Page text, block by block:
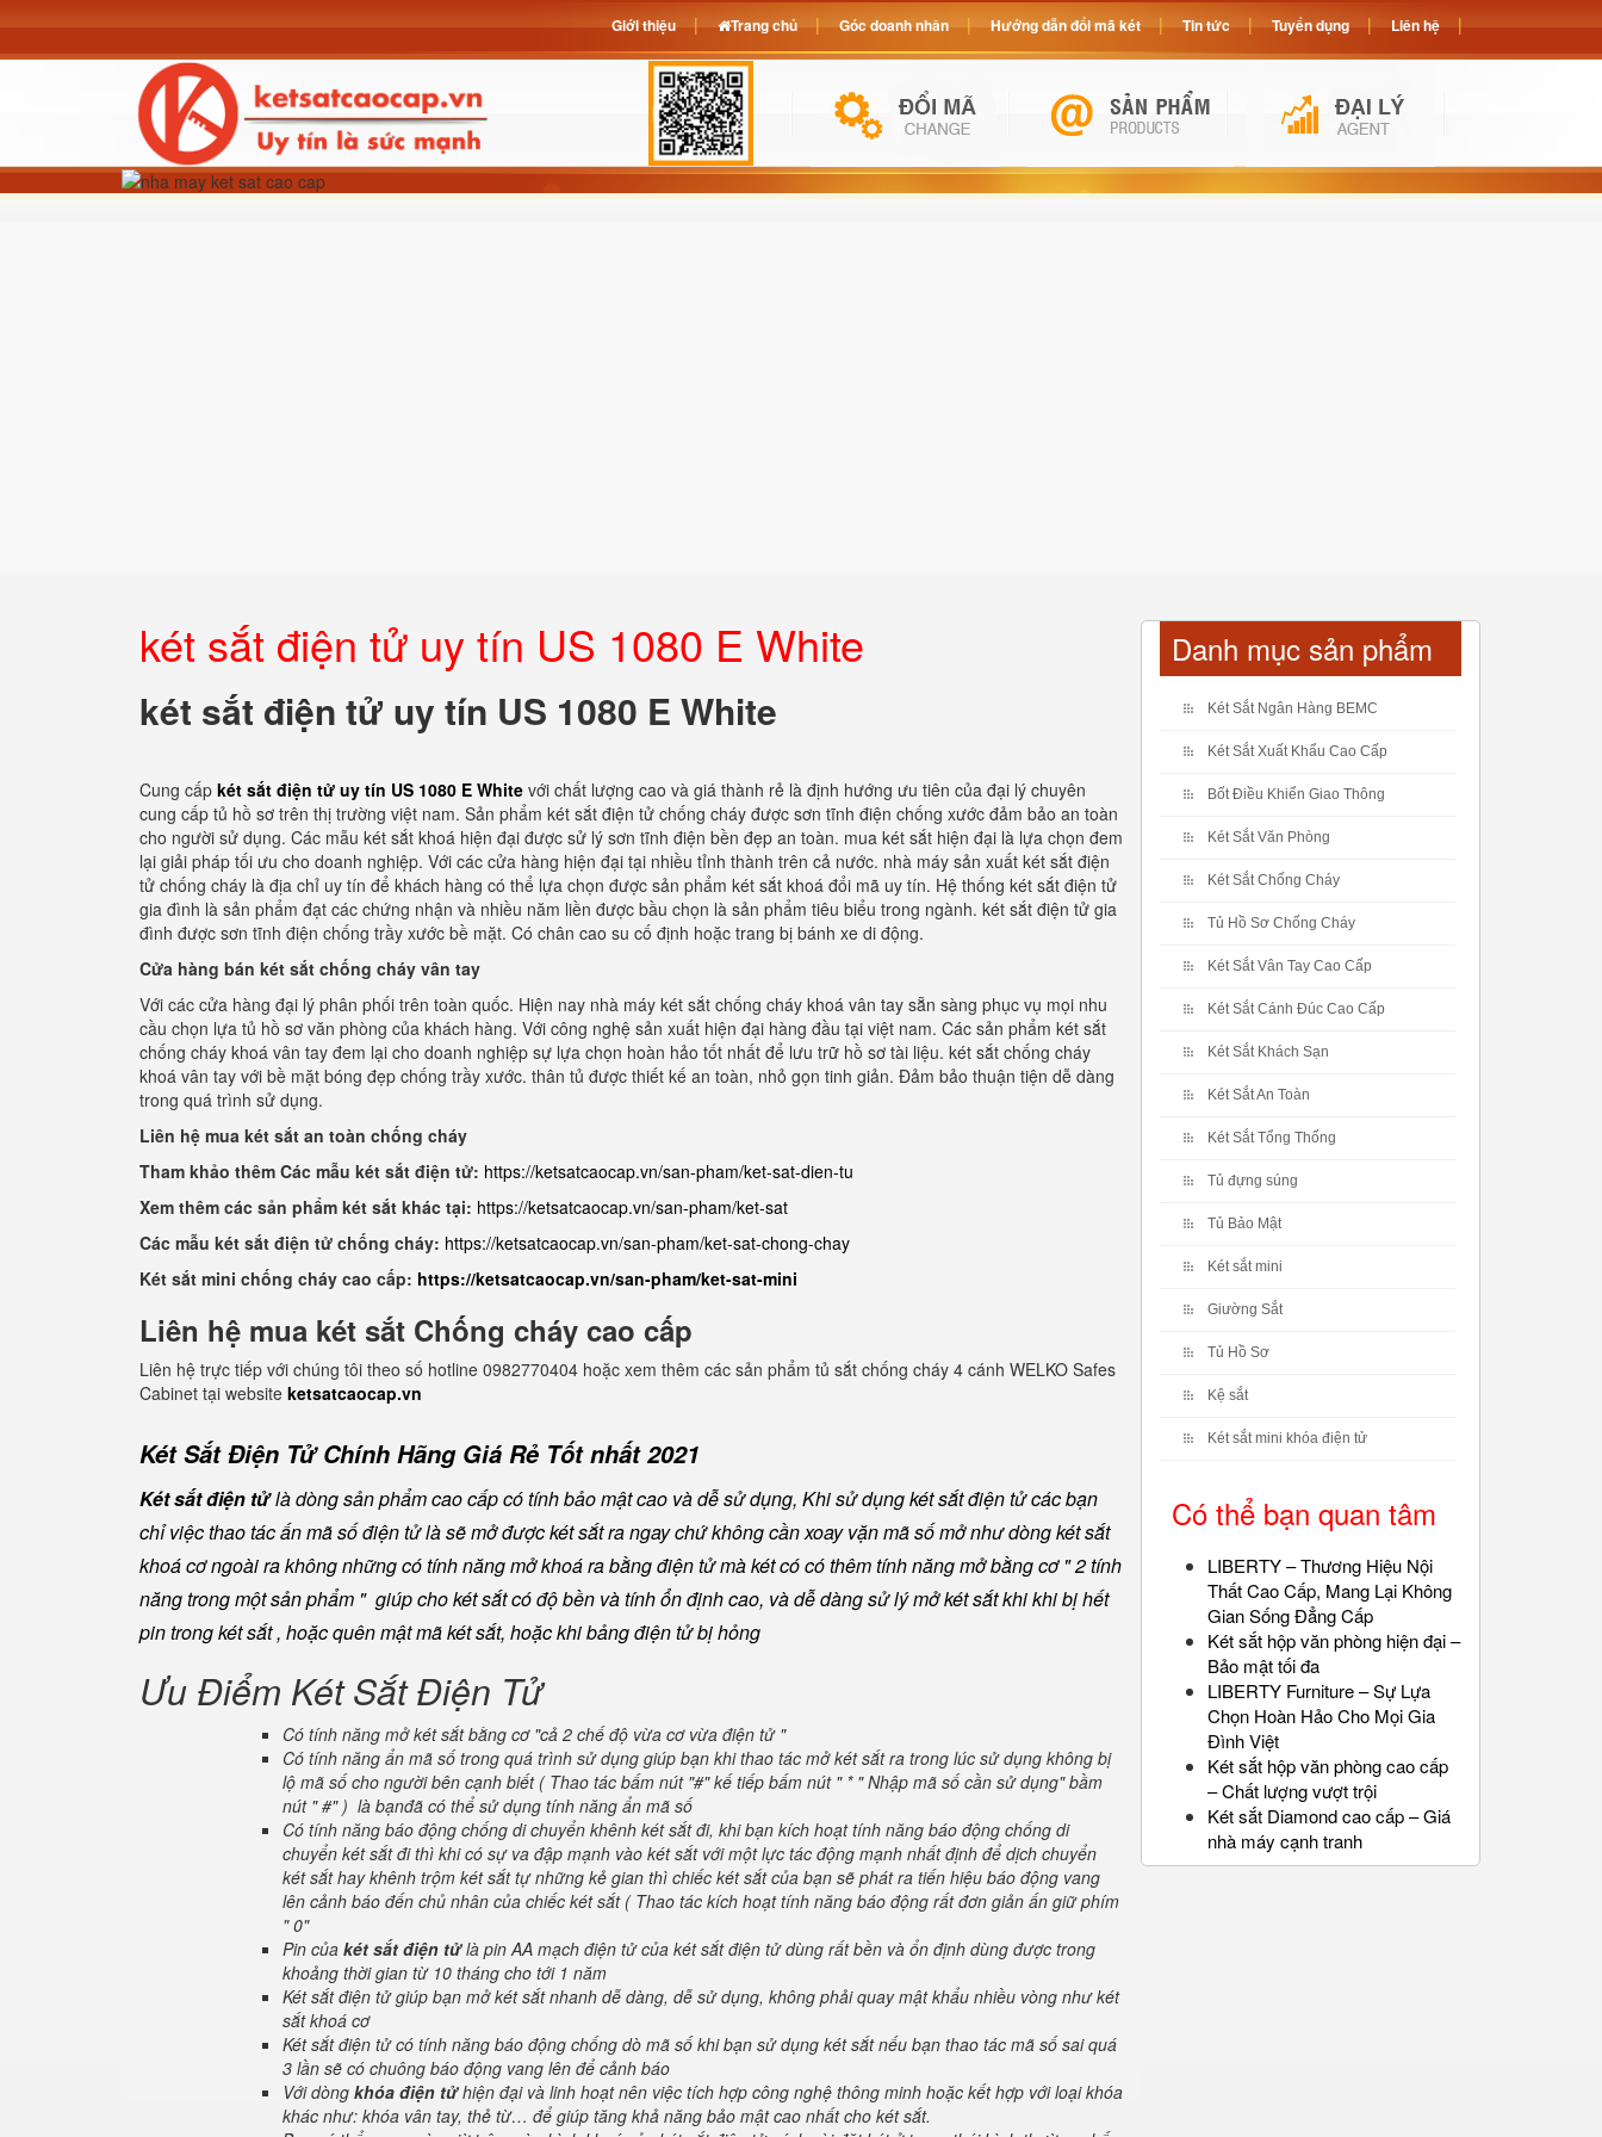
két sắt điện tử uy tín US 1080 E White
két sắt điện tử uy tín US 1080 E White
Cung cấp két sắt điện tử uy tín US 1080 E White với chất lượng cao và giá thành rẻ là định hướng ưu tiên của đại lý chuyên
cung cấp tủ hồ sơ trên thị trường việt nam. Sản phẩm két sắt điện tử chống cháy được sơn tĩnh điện chống xước đảm bảo an toàn
cho người sử dụng. Các mẫu két sắt khoá hiện đại được sử lý sơn tĩnh điện bền đẹp an toàn. mua két sắt hiện đại là lựa chọn đem
lại giải pháp tối ưu cho doanh nghiệp. Với các cửa hàng hiện đại tại nhiều tỉnh thành trên cả nước. nhà máy sản xuất két sắt điện
tử chống cháy là địa chỉ uy tín để khách hàng có thể lựa chọn được sản phẩm két sắt khoá đổi mã uy tín. Hệ thống két sắt điện tử
gia đình là sản phẩm đạt các chứng nhận và nhiều năm liền được bầu chọn là sản phẩm tiêu biểu trong ngành. két sắt điện tử gia
đình được sơn tĩnh điện chống trầy xước bề mặt. Có chân cao su cố định hoặc trang bị bánh xe di động.
Cửa hàng bán két sắt chống cháy vân tay
Với các cửa hàng đại lý phân phối trên toàn quốc. Hiện nay nhà máy két sắt chống cháy khoá vân tay sẵn sàng phục vụ mọi nhu
cầu chọn lựa tủ hồ sơ văn phòng của khách hàng. Với công nghệ sản xuất hiện đại hàng đầu tại việt nam. Các sản phẩm két sắt
chống cháy khoá vân tay đem lại cho doanh nghiệp sự lựa chọn hoàn hảo tốt nhất để lưu trữ hồ sơ tài liệu. két sắt chống cháy
khoá vân tay với bề mặt bóng đẹp chống trầy xước. thân tủ được thiết kế an toàn, nhỏ gọn tinh giản. Đảm bảo thuận tiện dễ dàng
trong quá trình sử dụng.
Liên hệ mua két sắt an toàn chống cháy
Tham khảo thêm Các mẫu két sắt điện tử: https://ketsatcaocap.vn/san-pham/ket-sat-dien-tu
Xem thêm các sản phẩm két sắt khác tại: https://ketsatcaocap.vn/san-pham/ket-sat
Các mẫu két sắt điện tử chống cháy: https://ketsatcaocap.vn/san-pham/ket-sat-chong-chay
Két sắt mini chống cháy cao cấp: https://ketsatcaocap.vn/san-pham/ket-sat-mini
Liên hệ mua két sắt Chống cháy cao cấp
Liên hệ trực tiếp với chúng tôi theo số hotline 0982770404 hoặc xem thêm các sản phẩm tủ sắt chống cháy 4 cánh WELKO Safes
Cabinet tại website ketsatcaocap.vn
Két Sắt Điện Tử Chính Hãng Giá Rẻ Tốt nhất 2021
Két sắt điện tửlà dòng sản phẩm cao cấp có tính bảo mật cao và dễ sử dụng, Khi sử dụng két sắt điện tử các bạn
chỉ việc thao tác ấn mã số điện tử là sẽ mở được két sắt ra ngay chứ không cần xoay vặn mã số mở như dòng két sắt
khoá cơ ngoài ra không những có tính năng mở khoá ra bằng điện tử mà két có có thêm tính năng mở bằng cơ " 2 tính
năng trong một sản phẩm " giúp cho két sắt có độ bền và tính ổn định cao, và dễ dàng sử lý mở két sắt khi khi bị hết
pin trong két sắt , hoặc quên mật mã két sắt, hoặc khi bảng điện tử bị hỏng
Ưu Điểm Két Sắt Điện Tử
Có tính năng mở két sắt bằng cơ "cả 2 chế độ vừa cơ vừa điện tử "
Có tính năng ẩn mã số trong quá trình sử dụng giúp bạn khi thao tác mở két sắt ra trong lúc sử dụng không bị
lộ mã số cho người bên cạnh biết ( Thao tác bấm nút "#" kế tiếp bấm nút " * " Nhập mã số cần sử dụng" bầm
nút " #" ) là bạnđã có thể sử dụng tính năng ẩn mã số
Có tính năng báo động chống di chuyển khênh két sắt đi, khi bạn kích hoạt tính năng báo động chống di
chuyển két sắt đi thì khi có sự va đập mạnh vào két sắt với một lực tác động mạnh nhất định để dịch chuyển
két sắt hay khênh trộm két sắt tự những kẻ gian thì chiếc két sắt của bạn sẽ phát ra tiến hiệu báo động vang
lên cảnh báo đến chủ nhân của chiếc két sắt ( Thao tác kích hoạt tính năng báo động rất đơn giản ấn giữ phím
" 0"
Pin của két sắt điện tửlà pin AA mạch điện tử của két sắt điện tử dùng rất bền và ổn định dùng được trong
khoảng thời gian từ 10 tháng cho tới 1 năm
Két sắt điện tử giúp bạn mở két sắt nhanh dễ dàng, dễ sử dụng, không phải quay mật khẩu nhiều vòng như két
sắt khoá cơ
Két sắt điện tử có tính năng báo động chống dò mã số khi bạn sử dụng két sắt nếu bạn thao tác mã số sai quá
3 lần sẽ có chuông báo động vang lên để cảnh báo
Với dòng khóa điện tửhiện đại và linh hoạt nên việc tích hợp công nghệ thông minh hoặc kết hợp với loại khóa
khác như: khóa vân tay, thẻ từ… để giúp tăng khả năng bảo mật cao nhất cho két sắt.
Danh mục sản phẩm
Két Sắt Ngân Hàng BEMC
Két Sắt Xuất Khẩu Cao Cấp
Bốt Điều Khiển Giao Thông
Két Sắt Văn Phòng
Két Sắt Chống Cháy
Tủ Hồ Sơ Chống Cháy
Két Sắt Vân Tay Cao Cấp
Két Sắt Cánh Đúc Cao Cấp
Két Sắt Khách Sạn
Két Sắt An Toàn
Két Sắt Tổng Thống
Tủ đựng súng
Tủ Bảo Mật
Két sắt mini
Giường Sắt
Tủ Hồ Sơ
Kệ sắt
Két sắt mini khóa điện tử
Có thể bạn quan tâm
LIBERTY – Thương Hiệu Nội
Thất Cao Cấp, Mang Lại Không
Gian Sống Đẳng Cấp
Két sắt hộp văn phòng hiện đại –
Bảo mật tối đa
LIBERTY Furniture – Sự Lựa
Chọn Hoàn Hảo Cho Mọi Gia
Đình Việt
Két sắt hộp văn phòng cao cấp
– Chất lượng vượt trội
Két sắt Diamond cao cấp – Giá
nhà máy cạnh tranh
Giới thiệu Trang chủ Góc doanh nhân Hướng dẫn đổi mã két Tin tức Tuyển dụng Liên hệ